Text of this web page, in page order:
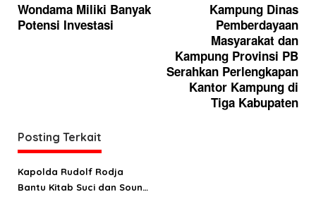
v
i
p
o
s
Wondama Miliki Banyak
Potensi Investasi
Kampung Dinas
Pemberdayaan
Masyarakat dan
Kampung Provinsi PB
Serahkan Perlengkapan
Kantor Kampung di
Tiga Kabupaten
Posting Terkait
Kapolda Rudolf Rodja
Bantu Kitab Suci dan Sound